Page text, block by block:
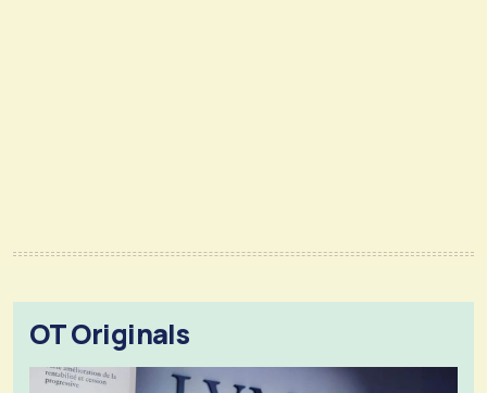
OT Originals